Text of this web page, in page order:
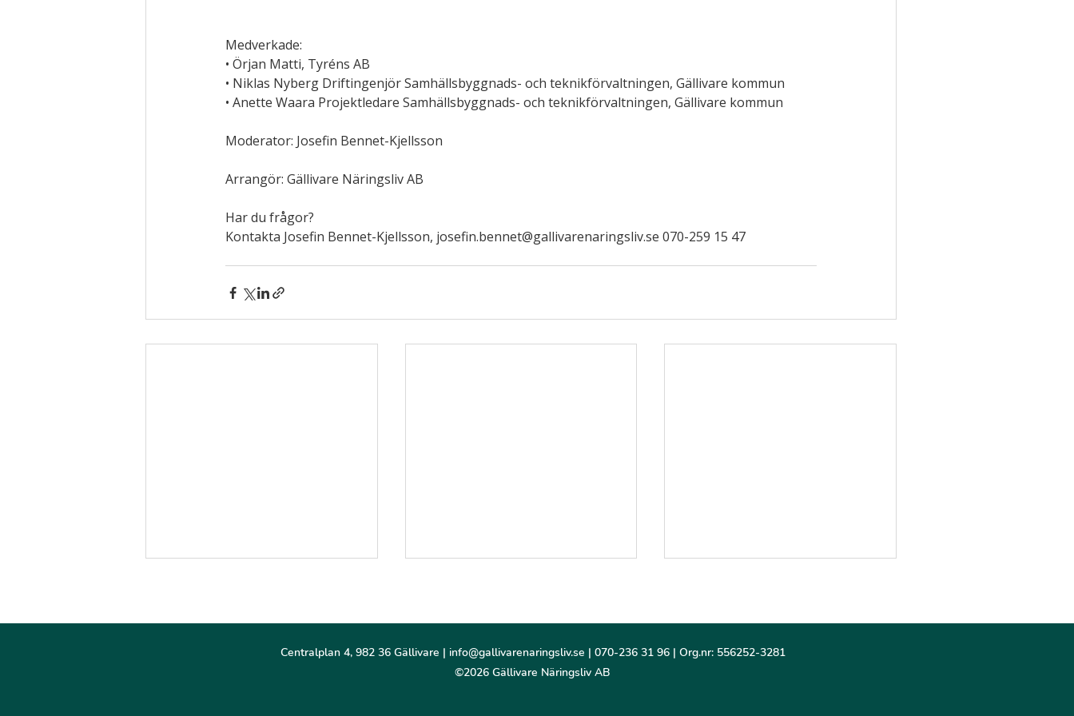
Medverkade:
• Örjan Matti, Tyréns AB
• Niklas Nyberg Driftingenjör Samhällsbyggnads- och teknikförvaltningen, Gällivare kommun
• Anette Waara Projektledare Samhällsbyggnads- och teknikförvaltningen, Gällivare kommun
Moderator: Josefin Bennet-Kjellsson
Arrangör: Gällivare Näringsliv AB
Har du frågor?
Kontakta Josefin Bennet-Kjellsson, josefin.bennet@gallivarenaringsliv.se 070-259 15 47
Centralplan 4, 982 36 Gällivare | info@gallivarenaringsliv.se | 070-236 31 96 | Org.nr: 556252-3281
©2026 Gällivare Näringsliv AB